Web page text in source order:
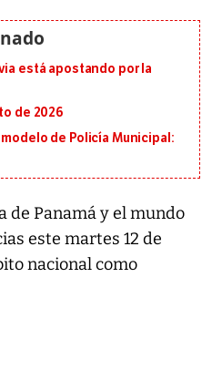
está apostando por la
de 2026
de Policía Municipal:
de Panamá y el mundo
este martes 12 de
nacional como